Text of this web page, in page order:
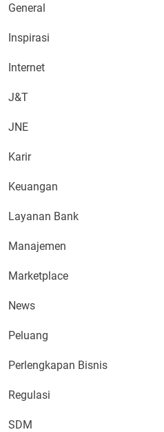
General
Inspirasi
Internet
J&T
JNE
Karir
Keuangan
Layanan Bank
Manajemen
Marketplace
News
Peluang
Perlengkapan Bisnis
Regulasi
SDM